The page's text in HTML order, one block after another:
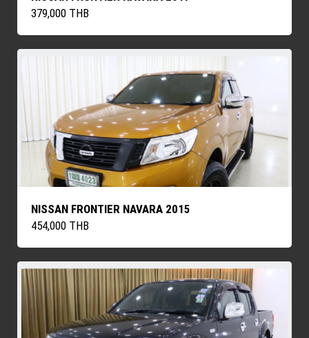
379,000 THB
NISSAN FRONTIER NAVARA 2015
454,000 THB